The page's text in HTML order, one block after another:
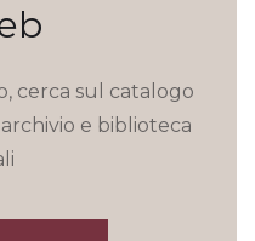
cerca sul catalogo
e biblioteca